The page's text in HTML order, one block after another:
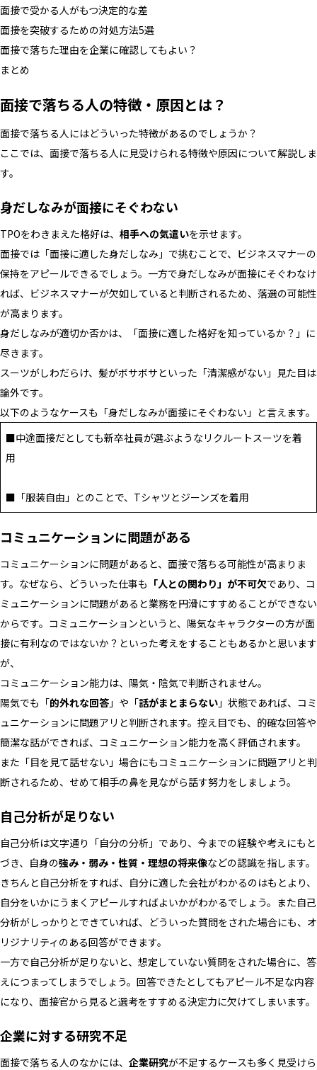
面接で受かる人がもつ決定的な差
面接を突破するための対処方法5選
面接で落ちた理由を企業に確認してもよい？
まとめ
面接で落ちる人の特徴・原因とは？
面接で落ちる人にはどういった特徴があるのでしょうか？
ここでは、面接で落ちる人に見受けられる特徴や原因について解説しま
す。
身だしなみが面接にそぐわない
TPOをわきまえた格好は、 相手への気遣いを示せます。
面接では「面接に適した身だしなみ」で挑むことで、ビジネスマナーの
保持をアピールできるでしょう。一方で身だしなみが面接にそぐわなけ
れば、ビジネスマナーが欠如していると判断されるため、落選の可能性
が高まります。
身だしなみが適切か否かは、「面接に適した格好を知っているか？」に
尽きます。
スーツがしわだらけ、髪がボサボサといった「清潔感がない」見た目は
論外です。
以下のようなケースも「身だしなみが面接にそぐわない」と言えます。
■中途面接だとしても新卒社員が選ぶようなリクルートスーツを着
用
■「服装自由」とのことで、Tシャツとジーンズを着用
コミュニケーションに問題がある
コミュニケーションに問題があると、面接で落ちる可能性が高まりま
す。なぜなら、どういった仕事も 「人との関わり」が不可欠であり、コ
ミュニケーションに問題があると業務を円滑にすすめることができない
からです。コミュニケーションというと、陽気なキャラクターの方が面
接に有利なのではないか？といった考えをすることもあるかと思います
が、
コミュニケーション能力は、陽気・陰気で判断されません。
陽気でも「的外れな回答 」や「話がまとまらない 」状態であれば、コミ
ュニケーションに問題アリと判断されます。控え目でも、的確な回答や
簡潔な話ができれば、コミュニケーション能力を高く評価されます。
また「目を見て話せない」場合にもコミュニケーションに問題アリと判
断されるため、せめて相手の鼻を見ながら話す努力をしましょう。
自己分析が足りない
自己分析は文字通り「自分の分析」であり、今までの経験や考えにもと
づき、自身の強み・弱み・性質・理想の将来像などの認識を指します。
きちんと自己分析をすれば、自分に適した会社がわかるのはもとより、
自分をいかにうまくアピールすればよいかがわかるでしょう。また自己
分析がしっかりとできていれば、どういった質問をされた場合にも、オ
リジナリティのある回答ができます。
一方で自己分析が足りないと、想定していない質問をされた場合に、答
えにつまってしまうでしょう。回答できたとしてもアピール不足な内容
になり、面接官から見ると選考をすすめる決定力に欠けてしまいます。
企業に対する研究不足
面接で落ちる人のなかには、 企業研究が不足するケースも多く見受けら